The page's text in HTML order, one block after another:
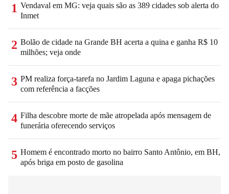
1 Vendaval em MG: veja quais são as 389 cidades sob alerta do
Inmet
2 Bolão de cidade na Grande BH acerta a quina e ganha R$ 10
milhões; veja onde
3 PM realiza força-tarefa no Jardim Laguna e apaga pichações
com referência a facções
4 Filha descobre morte de mãe atropelada após mensagem de
funerária oferecendo serviços
5 Homem é encontrado morto no bairro Santo Antônio, em BH,
após briga em posto de gasolina